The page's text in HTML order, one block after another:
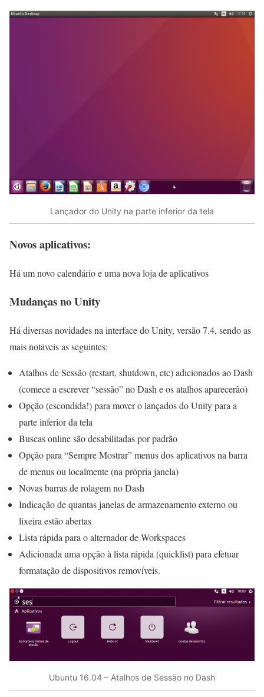
Lançador do Unity na parte inferior da tela
Novos aplicativos:
Há um novo calendário e uma nova loja de aplicativos
Mudanças no Unity
Há diversas novidades na interface do Unity, versão 7.4, sendo as
mais notáveis as seguintes:
Atalhos de Sessão (restart, shutdown, etc) adicionados ao Dash
(comece a escrever “sessão” no Dash e os atalhos aparecerão)
Opção (escondida!) para mover o lançados do Unity para a
parte inferior da tela
Buscas online são desabilitadas por padrão
Opção para “Sempre Mostrar” menus dos aplicativos na barra
de menus ou localmente (na própria janela)
Novas barras de rolagem no Dash
Indicação de quantas janelas de armazenamento externo ou
lixeira estão abertas
Lista rápida para o alternador de Workspaces
Adicionada uma opção à lista rápida (quicklist) para efetuar
formatação de dispositivos removíveis.
Ubuntu 16.04 – Atalhos de Sessão no Dash